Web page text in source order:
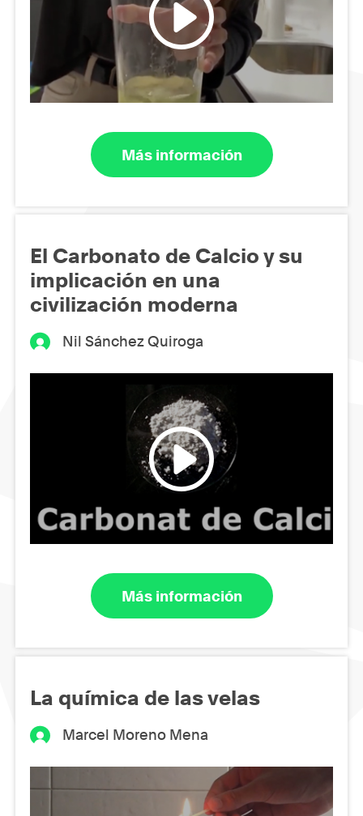
Más información
El Carbonato de Calcio y su
implicación en una
civilización moderna
Nil Sánchez Quiroga
Más información
La química de las velas
Marcel Moreno Mena